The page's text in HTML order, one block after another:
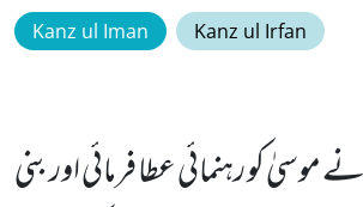
Kanz ul Iman Kanz ul Irfan
کو رہنمائی عطا فرمائی اور بنی